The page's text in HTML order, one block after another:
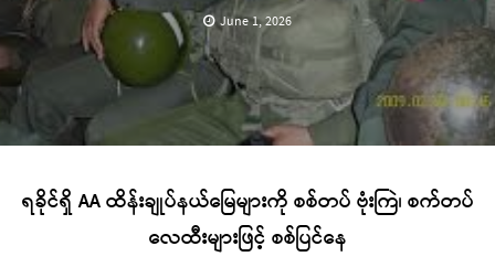
June 1, 2026
ရခိုင်ရှိAAထိန်းချုပ်နယ်မြေများကို စစ်တပ် ဗုံးကြဲ၊ စက်တပ်
လေထီးများဖြင့် စစ်ပြင်နေ